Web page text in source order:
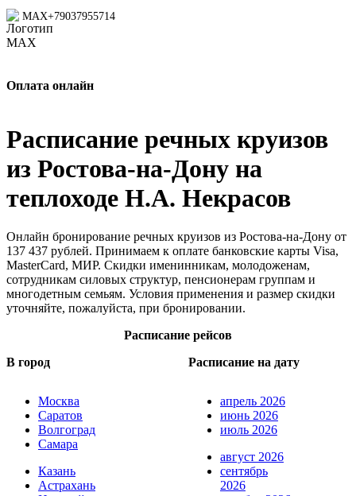
MAX+79037955714
Оплата онлайн
Расписание речных круизов
из Ростова-на-Дону на
теплоходе Н.А. Некрасов
Онлайн бронирование речных круизов из Ростова-на-Дону от
137 437 рублей. Принимаем к оплате банковские карты Visa,
MasterCard, МИР. Скидки именинникам, молодоженам,
сотрудникам силовых структур, пенсионерам группам и
многодетным семьям. Условия применения и размер скидки
уточняйте, пожалуйста, при бронировании.
Расписание рейсов
В город
Расписание на дату
Москва
Саратов
Волгоград
Самара
Казань
Астрахань
апрель 2026
июнь 2026
июль 2026
август 2026
сентябрь
2026